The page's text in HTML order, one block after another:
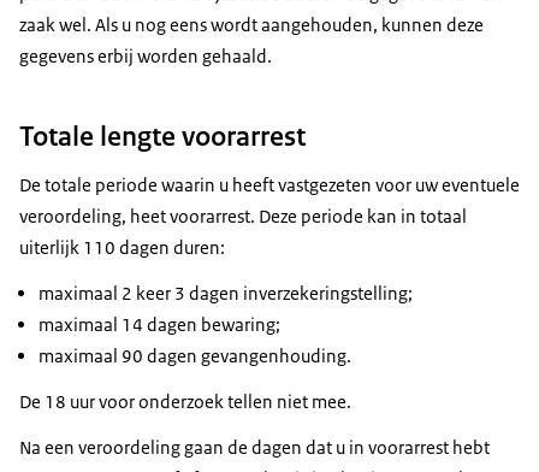
zaak wel. Als u nog eens wordt aangehouden, kunnen deze
gegevens erbij worden gehaald.
Totale lengte voorarrest
De totale periode waarin u heeft vastgezeten voor uw eventuele
veroordeling, heet voorarrest. Deze periode kan in totaal
uiterlijk 110 dagen duren:
maximaal 2 keer 3 dagen inverzekeringstelling;
maximaal 14 dagen bewaring;
maximaal 90 dagen gevangenhouding.
De 18 uur voor onderzoek tellen niet mee.
Na een veroordeling gaan de dagen dat u in voorarrest hebt